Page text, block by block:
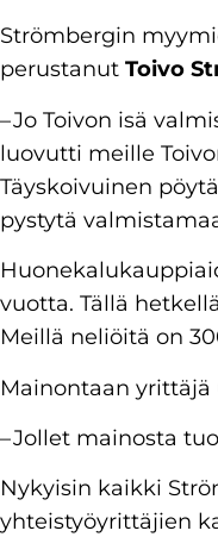
Strömbergin
perustanut Toivo
– Jo Toivon isä
luovutti meille
Täyskoivuinen
pystytä
vuotta. Tällä
Meillä neliöitä on
Mainontaan yrittäjä
– Jollet mainosta
Nykyisin kaikki
yhteistyöyrittäjien